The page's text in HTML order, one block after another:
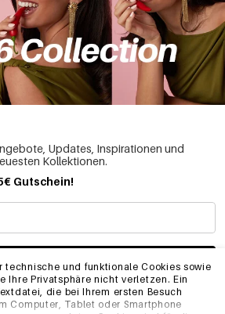
technische und funktionale Cookies sowie
Ihre Privatsphäre nicht verletzen. Ein
die bei Ihrem ersten Besuch
Computer, Tablet oder Smartphone
Updates, Inspirationen und
Kollektionen.
Gutschein!
ABONNIEREN